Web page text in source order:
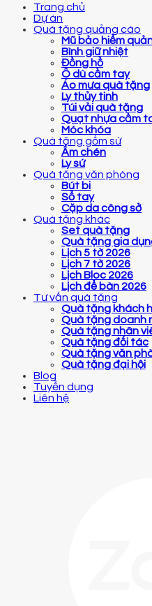
Trang chủ
Dự án
Quà tặng quảng cáo
Mũ bảo hiểm
Bình giữ nhiệt
Đồng hồ
Ô dù cầm tay
Áo mưa quà tặng
Ly thủy tinh
Túi vải quà tặng
Quạt nhựa cầm
Móc khóa
Quà tặng gốm sứ
Ấm chén
Ly sứ
Quà tặng văn phòng
Bút bi
Sổ tay
Cặp da công sở
Quà tặng khác
Set quà tặng
Quà tặng gia
Lịch 5 tờ 2026
Lịch 7 tờ 2026
Lịch Bloc 2026
Lịch để bàn 2026
Tư vấn quà tặng
Quà tặng khách
Quà tặng doanh
Quà tặng nhân
Quà tặng đối tác
Quà tặng văn
Quà tặng đại hội
Blog
Tuyển dụng
Liên hệ